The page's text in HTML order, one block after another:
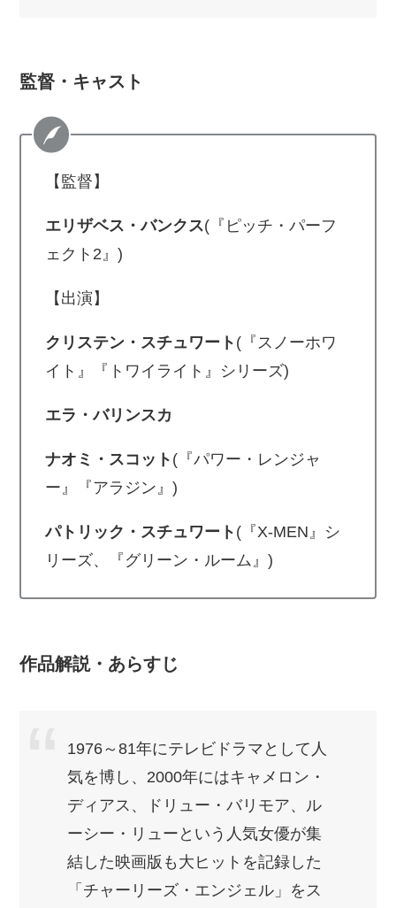
監督・キャスト
【監督】
エリザベス・バンクス(『ピッチ・パーフ
ェクト2』)
【出演】
クリステン・スチュワート (『スノーホワ
イト』『トワイライト』シリーズ)
エラ・バリンスカ
ナオミ・スコット (『パワー・レンジャ
ー』『アラジン』)
パトリック・スチュワート (『X-MEN』シ
リーズ、『グリーン・ルーム』)
作品解説・あらすじ
1976～81年にテレビドラマとして人
気を博し、2000年にはキャメロン・
ディアス、ドリュー・バリモア、ル
ーシー・リューという人気女優が集
結した映画版も大ヒットを記録した
「チャーリーズ・エンジェル」をス